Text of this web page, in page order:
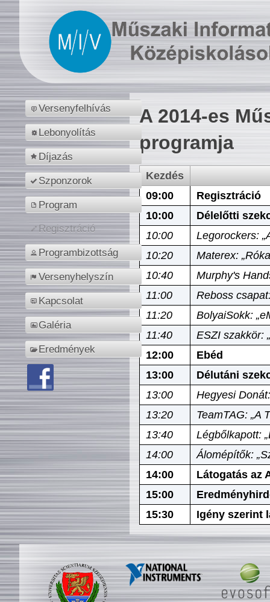
Versenyfelhívás
Lebonyolítás
Díjazás
Szponzorok
Program
Regisztráció
Programbizottság
Versenyhelyszín
Kapcsolat
Galéria
Eredmények
A 2014-es
programja
Kezdés
09:00
Regisztráció
10:00
Délelőtti
10:00
Legorockers:
10:20
Materex:
10:40
Murphy's
11:00
Reboss
11:20
BolyaiSokk:
11:40
ESZI szakkör:
12:00
Ebéd
13:00
Délutáni
13:00
Hegyesi
13:20
TeamTAG: „A
13:40
Légbőlkapott:
14:00
Álomépítők:
14:00
Látogatás az
15:00
15:30
Igény szerint